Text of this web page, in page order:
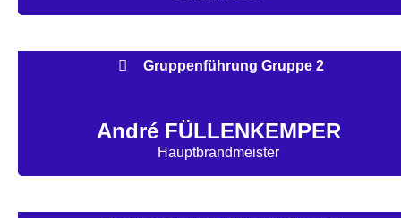
Gruppenführung Gruppe 2
André FÜLLENKEMPER
Hauptbrandmeister